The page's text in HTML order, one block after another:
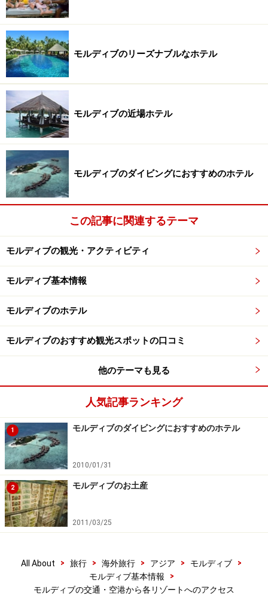
モルディブのリーズナブルなホテル
モルディブの近場ホテル
モルディブのダイビングにおすすめのホテル
この記事に関連するテーマ
モルディブの観光・アクティビティ
モルディブ基本情報
モルディブのホテル
モルディブのおすすめ観光スポットの口コミ
他のテーマも見る
人気記事ランキング
1 モルディブのダイビングにおすすめのホテル
2010/01/31
2 モルディブのお土産
2011/03/25
All About > 旅行 > 海外旅行 > アジア > モルディブ
>
モルディブ基本情報
>
モルディブの交通・空港から各リゾートへのアクセス